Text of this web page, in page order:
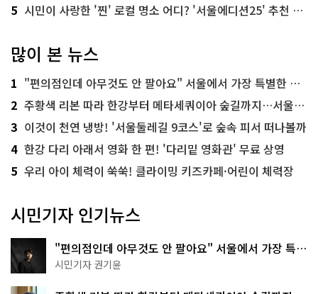
5 시민이 사랑한 '찐' 로컬 명소 어디? '서울에디션25' 추천 코스
많이 본 뉴스
1 "편의점인데 아무것도 안 팔아요" 서울에서 가장 특별한 편의점의 정체
2 주황색 리본 따라 한강부터 메타세쿼이아 숲길까지…서울둘레길 15코스
3 이것이 천연 냉방! '서울둘레길 9코스'로 숲속 피서 떠나볼까
4 한강 다리 아래서 영화 한 편! '다리밑 영화관' 무료 상영
5 우리 아이 체력이 쑥쑥! 클라이밍 키즈카페·어린이 체력장
시민기자 인기뉴스
"편의점인데 아무것도 안 팔아요" 서울에서 가장 특별
한 편의점의 정체
시민기자 권기윤